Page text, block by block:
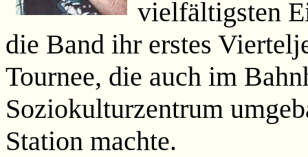
vielfältigsten
die Band ihr erstes
Tournee, die auch im
Soziokulturzentrum
Station machte.